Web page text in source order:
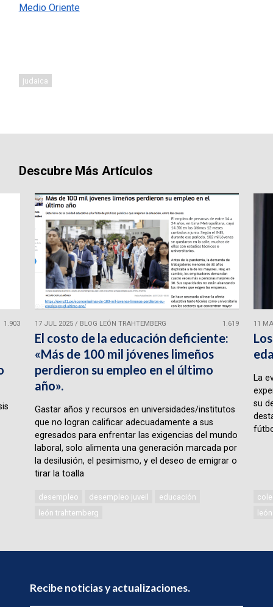
Medio Oriente
judaica
Descubre Más Artículos
1.903 17 JUL 2025/ BLOG LEÓN TRAHTEMBERG 1.619
El costo de la educación deficiente:
«Más de 100 mil jóvenes limeños
perdieron su empleo en el último
año».
Gastar años y recursos en universidades/institutos
que no logran calificar adecuadamente a sus
egresados para enfrentar las exigencias del mundo
laboral, solo alimenta una generación marcada por
la desilusión, el pesimismo, y el deseo de emigrar o
tirar la toalla
desempleo desempleo juveil
educación
león trahtemberg
11
La
su
Recibe noticias y actualizaciones.